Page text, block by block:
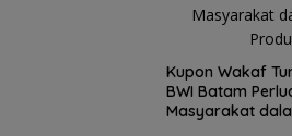
Kupon Wakaf
BWI Batam
Masyarakat